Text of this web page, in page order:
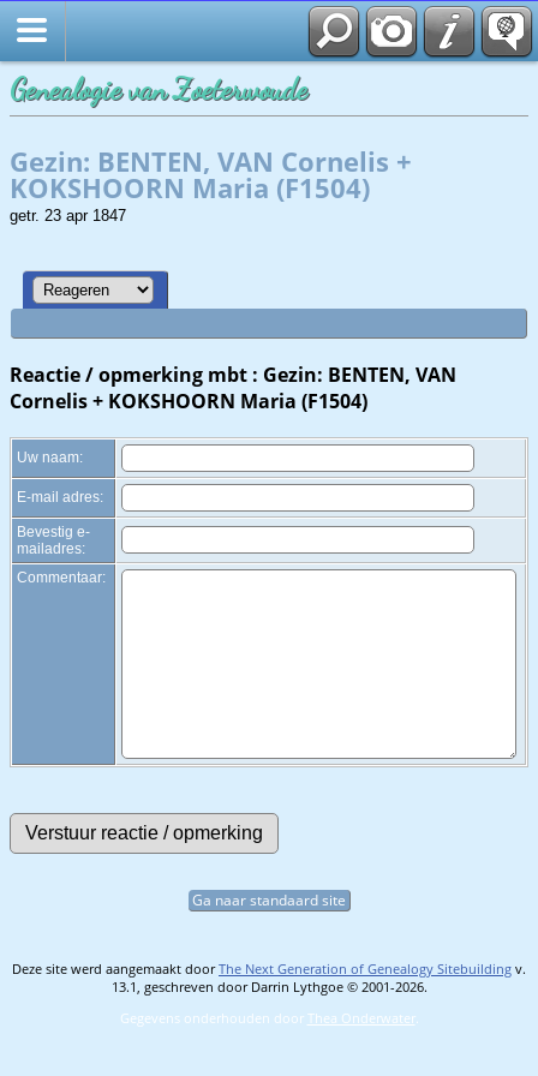
Genealogie van Zoeterwoude
Gezin: BENTEN, VAN Cornelis +
KOKSHOORN Maria (F1504)
getr. 23 apr 1847
Reactie / opmerking mbt : Gezin: BENTEN, VAN
Cornelis + KOKSHOORN Maria (F1504)
Uw naam:
E-mail adres:
Bevestig e-
mailadres:
Commentaar:
Ga naar standaard site
Deze site werd aangemaakt doorThe Next Generation of Genealogy Sitebuilding v.
13.1, geschreven door Darrin Lythgoe © 2001-2026.
Gegevens onderhouden door Thea Onderwater.